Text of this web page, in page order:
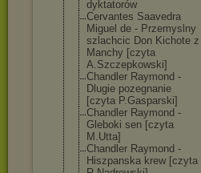
dyktatorów
Cervantes Saavedra
Miguel de - Przemyslny
szlachcic Don Kichote z
Manchy [czyta
A.Szczepkowski]
Chandler Raymond -
Dlugie pozegnanie
[czyta P.Gasparski]
Chandler Raymond -
Gleboki sen [czyta
M.Utta]
Chandler Raymond -
Hiszpanska krew [czyta